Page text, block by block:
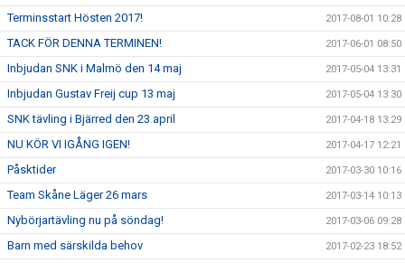
Terminsstart Hösten 2017! 2017-08-01 10:28
TACK FÖR DENNA TERMINEN! 2017-06-01 08:50
Inbjudan SNK i Malmö den 14 maj 2017-05-04 13:31
Inbjudan Gustav Freij cup 13 maj 2017-05-04 13:30
SNK tävling i Bjärred den 23 april 2017-04-18 13:29
NU KÖR VI IGÅNG IGEN! 2017-04-17 12:21
Påsktider 2017-03-30 10:16
Team Skåne Läger 26 mars 2017-03-14 10:13
Nybörjartävling nu på söndag! 2017-03-06 09:28
Barn med särskilda behov 2017-02-23 18:52